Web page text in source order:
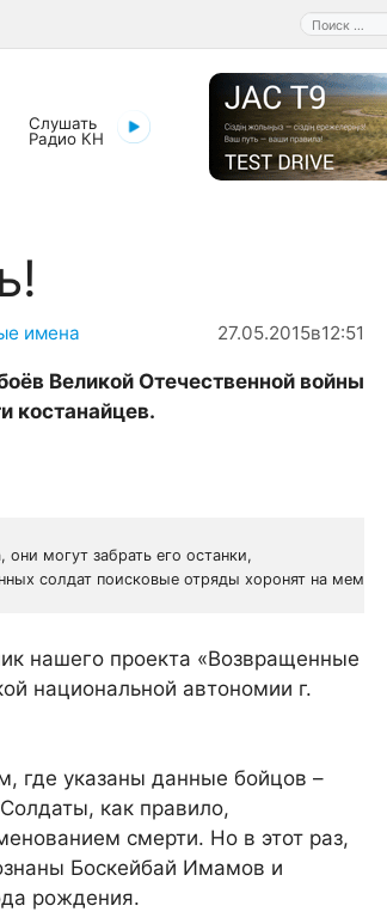
Поиск:
Слушать
Радио КН
имена 27.05.2015в12:51
Великой Отечественной войны
костанайцев.
могут забрать его останки,
солдат поисковые отряды хоронят на
нашего проекта «Возвращенные
национальной автономии г.
где указаны данные бойцов –
как правило,
смерти. Но в этот раз,
Боскейбай Имамов и
рождения.